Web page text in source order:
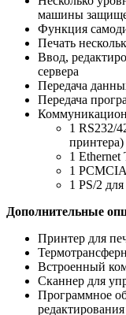
машины
Функция
Печать
Ввод,
сервера
Передача
Передача
1 RS232/
принтера)
1 Ethernet
1
1 PS/2
Дополнительные
Принтер для
Встроенный
Сканнер для
Программное